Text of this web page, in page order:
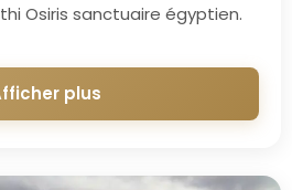
Osiris sanctuaire égyptien.
plus